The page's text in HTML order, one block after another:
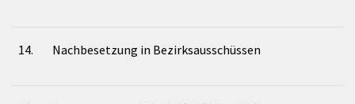
14. Nachbesetzung in Bezirksausschüssen